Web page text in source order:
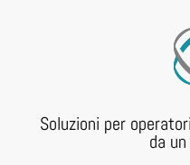
Soluzioni per
da